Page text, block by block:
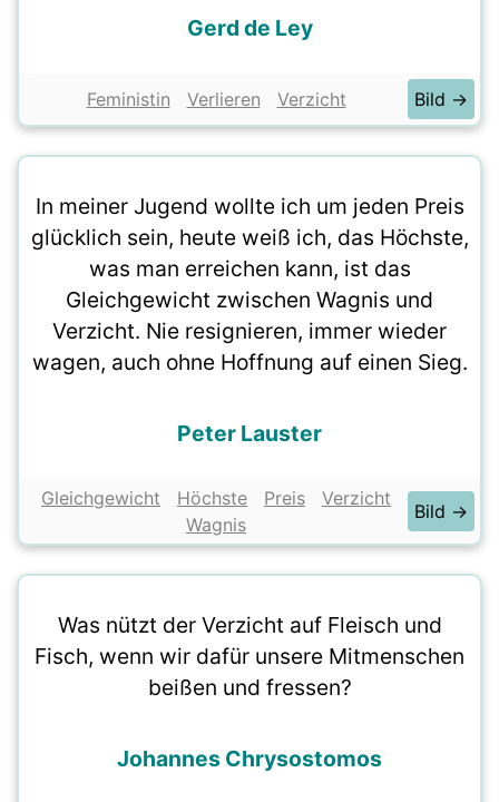
Gerd de Ley
Feministin Verlieren Verzicht Bild →
In meiner Jugend wollte ich um jeden Preis
glücklich sein, heute weiß ich, das Höchste,
was man erreichen kann, ist das
Gleichgewicht zwischen Wagnis und
Verzicht. Nie resignieren, immer wieder
wagen, auch ohne Hoffnung auf einen Sieg.
Peter Lauster
Gleichgewicht Höchste Preis
Verzicht
Wagnis
Bild →
Was nützt der Verzicht auf Fleisch und
Fisch, wenn wir dafür unsere Mitmenschen
beißen und fressen?
Johannes Chrysostomos